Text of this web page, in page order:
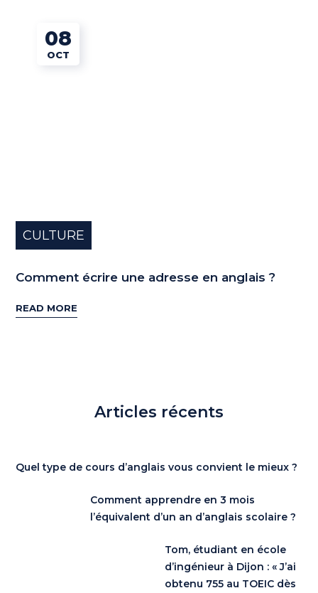
08
OCT
CULTURE
Comment écrire une adresse en anglais ?
READ MORE
Articles récents
Quel type de cours d’anglais vous convient le mieux ?
Comment apprendre en 3 mois
l’équivalent d’un an d’anglais scolaire ?
Tom, étudiant en école
d’ingénieur à Dijon : « J’ai
obtenu 755 au TOEIC dès